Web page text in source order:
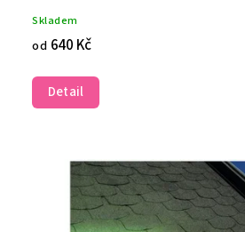
Skladem
od 640 Kč
Detail